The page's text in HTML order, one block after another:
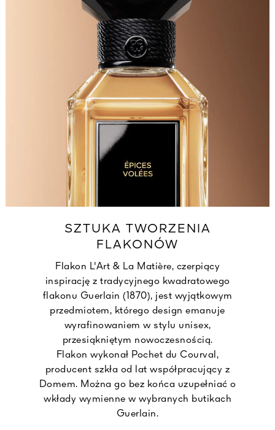
SZTUKA TWORZENIA
FLAKONÓW
Flakon L'Art & La Matière, czerpiący
inspirację z tradycyjnego kwadratowego
flakonu Guerlain (1870), jest wyjątkowym
przedmiotem, którego design emanuje
wyrafinowaniem w stylu unisex,
przesiąkniętym nowoczesnością.
Flakon wykonał Pochet du Courval,
producent szkła od lat współpracujący z
Domem. Można go bez końca uzupełniać o
wkłady wymienne w wybranych butikach
Guerlain.